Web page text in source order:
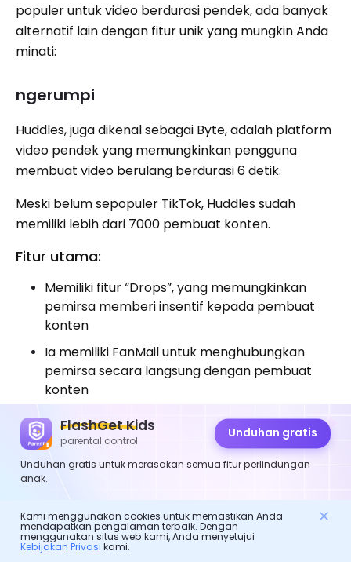
populer untuk video berdurasi pendek, ada banyak
alternatif lain dengan fitur unik yang mungkin Anda
minati:
ngerumpi
Huddles, juga dikenal sebagai Byte, adalah platform
video pendek yang memungkinkan pengguna
membuat video berulang berdurasi 6 detik.
Meski belum sepopuler TikTok, Huddles sudah
memiliki lebih dari 7000 pembuat konten.
Fitur utama:
Memiliki fitur “Drops”, yang memungkinkan
pemirsa memberi insentif kepada pembuat
konten
Ia memiliki FanMail untuk menghubungkan
pemirsa secara langsung dengan pembuat
konten
Ini telah membayar langganan ke pembuat
dukungan bantuan .
Triller
Triller adalah aplikasi video yang berfokus pada
musik yang memungkinkan pengguna membuat
video yang terlihat profesional dengan bantuan AI.
FlashGet Kids
parental control
Unduhan gratis
Unduhan gratis untuk merasakan semua fitur perlindungan
anak.
Kami menggunakan cookies untuk memastikan Anda
mendapatkan pengalaman terbaik. Dengan
menggunakan situs web kami, Anda menyetujui
Kebijakan Privasi kami.